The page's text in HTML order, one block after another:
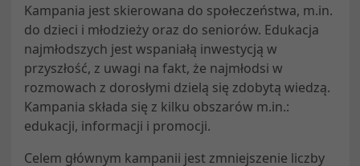
Kampania jest skierowana do społeczeństwa, m.in.
do dzieci i młodzieży oraz do seniorów. Edukacja
najmłodszych jest wspaniałą inwestycją w
przyszłość, z uwagi na fakt, że najmłodsi w
rozmowach z dorosłymi dzielą się zdobytą wiedzą.
Kampania składa się z kilku obszarów m.in.:
edukacji, informacji i promocji.
Celem głównym kampanii jest zmniejszenie liczby